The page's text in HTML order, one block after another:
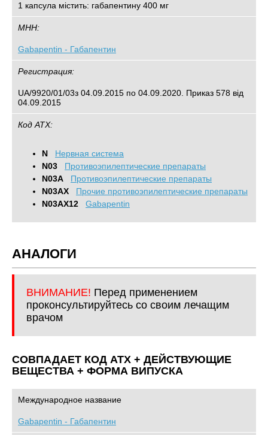
1 капсула містить: габапентину 400 мг
МНН:
Gabapentin - Габапентин
Регистрация:
UA/9920/01/03з 04.09.2015 по 04.09.2020. Приказ 578 від
04.09.2015
Код АТХ:
N
Нервная система
N03
Противоэпилептические препараты
N03A
Противоэпилептические препараты
N03AX
Прочие противоэпилептические препараты
N03AX12
Gabapentin
АНАЛОГИ
ВНИМАНИЕ! Перед применением
проконсультируйтесь со своим лечащим
врачом
СОВПАДАЕТ КОД ATХ + ДЕЙСТВУЮЩИЕ
ВЕЩЕСТВА + ФОРМА ВИПУСКА
Международное название
Gabapentin - Габапентин